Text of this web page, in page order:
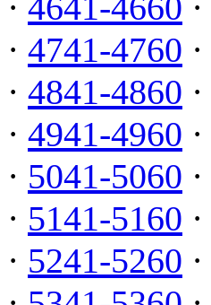
· 4741-4760 ·
· 4841-4860 ·
· 4941-4960 ·
· 5041-5060 ·
· 5141-5160 ·
· 5241-5260 ·